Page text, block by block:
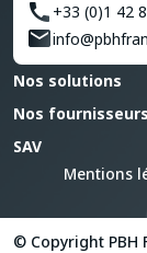
+33 (0)1 42
Nos solutions
Nos fournisseurs
SAV
Mentions
© Copyright PBH